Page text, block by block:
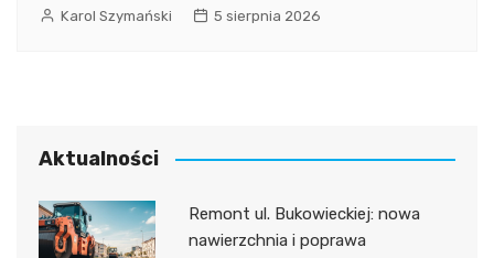
Karol Szymański 5 sierpnia 2026
Aktualności
Remont ul. Bukowieckiej: nowa
nawierzchnia i poprawa